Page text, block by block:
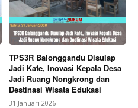
TPS3R Balonggandu Disulap
Jadi Kafe, Inovasi Kepala Desa
Jadi Ruang Nongkrong dan
Destinasi Wisata Edukasi
31 Januari 2026